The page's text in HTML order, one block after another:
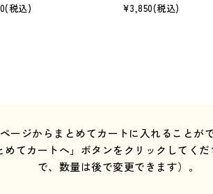
(税込) ¥3,850(税込)
ージからまとめてカートに入れることがで
めてカートへ」ボタンをクリックしてく
で、数量は後で変更できます）。